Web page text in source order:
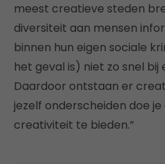
meest creatieve steden
diversiteit aan mensen
binnen hun eigen sociale
het geval is) niet zo snel bij
Daardoor ontstaan er
jezelf onderscheiden doe
creativiteit te bieden.”